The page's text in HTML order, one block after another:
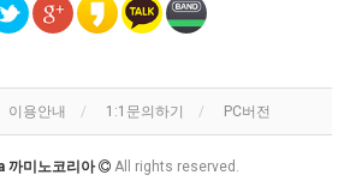
이용안내 1:1문의하기 PC버전
까미노코리아 All rights reserved.